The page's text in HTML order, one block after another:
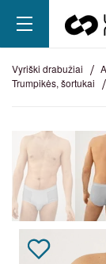
vyriški drabužiai
trumpikės, šortukai